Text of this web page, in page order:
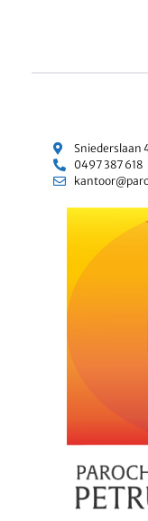
Sniederslaan
0497 387 618